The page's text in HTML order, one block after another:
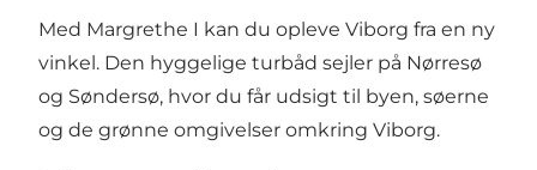
Med Margrethe I kan du opleve Viborg fra en ny
vinkel. Den hyggelige turbåd sejler på Nørresø
og Søndersø, hvor du får udsigt til byen, søerne
og de grønne omgivelser omkring Viborg.